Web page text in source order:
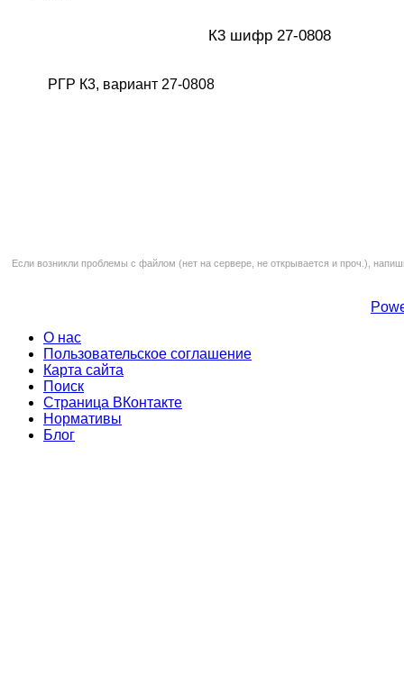
К3 шифр 27-0808
РГР К3, вариант 27-0808
Если возникли проблемы с файлом (нет на сервере, не открывается и проч.),
О нас
Пользовательское соглашение
Карта сайта
Поиск
Страница ВКонтакте
Нормативы
Блог